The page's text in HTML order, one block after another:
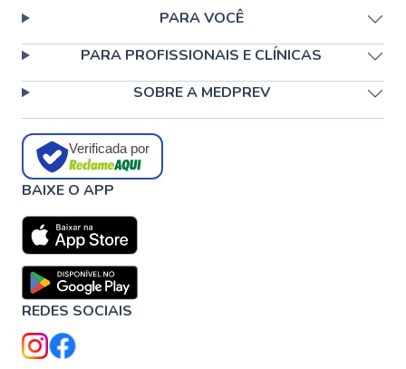
PARA VOCÊ
PARA PROFISSIONAIS E CLÍNICAS
SOBRE A MEDPREV
Verificada por
BAIXE O APP
REDES SOCIAIS